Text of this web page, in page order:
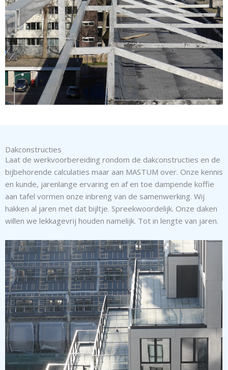
Dakconstructies
Laat de werkvoorbereiding rondom de dakconstructies en de
bijbehorende calculaties maar aan MASTUM over. Onze kennis
en kunde, jarenlange ervaring en af en toe dampende koffie
aan tafel vormen onze inbreng van de samenwerking. Wij
hakken al jaren met dat bijltje. Spreekwoordelijk. Onze daken
willen we lekkagevrij houden namelijk. Tot in lengte van jaren.